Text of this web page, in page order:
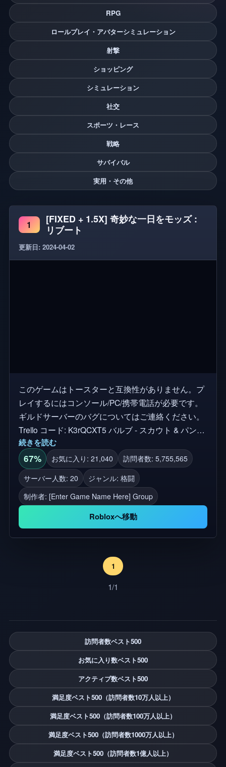
RPG
ロールプレイ・アバターシミュレーション
射撃
ショッピング
シミュレーション
社交
スポーツ・レース
戦略
サバイバル
実用・その他
1
[FIXED + 1.5X] 奇妙な一日をモッズ :
リブート
更新日: 2024-04-02
このゲームはトースターと互換性がありません。プ
レイするにはコンソール/PC/携帯電話が必要です。
ギルドサーバーのバグについてはご連絡ください。
Trello コード: K3rQCXT5 バルブ - スカウト & パン
(Team Fortress 2)、 ヘキサゴン開発 - 徴兵 & ビジネ
スマン (タワーブリッツ)、 コンピューター スタジオ
から画像を選択 - パラディン & スピードスター (ワ
ールド タワー ディフェンス)、 「ベタースタンド覚
醒」とも呼ばれる
続きを読む
67% お気に入り: 21,040
訪問者数: 5,755,565
サーバー人数: 20
ジャンル: 格闘
制作者: [Enter Game Name Here] Group
Robloxへ移動
1
1/1
訪問者数ベスト500
お気に入り数ベスト500
アクティブ数ベスト500
満足度ベスト500（訪問者数10万人以上）
満足度ベスト500（訪問者数100万人以上）
満足度ベスト500（訪問者数1000万人以上）
満足度ベスト500（訪問者数1億人以上）